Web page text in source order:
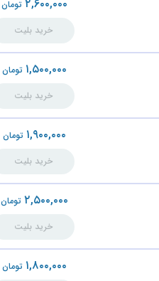
۲,۶۰۰,۰۰۰ تومان
خرید بلیت
۱,۵۰۰,۰۰۰ تومان
خرید بلیت
۱,۹۰۰,۰۰۰ تومان
خرید بلیت
۲,۵۰۰,۰۰۰ تومان
خرید بلیت
۱,۸۰۰,۰۰۰ تومان